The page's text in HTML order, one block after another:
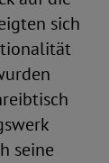
sich
seine